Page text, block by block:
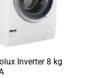
Inverter 8 kg